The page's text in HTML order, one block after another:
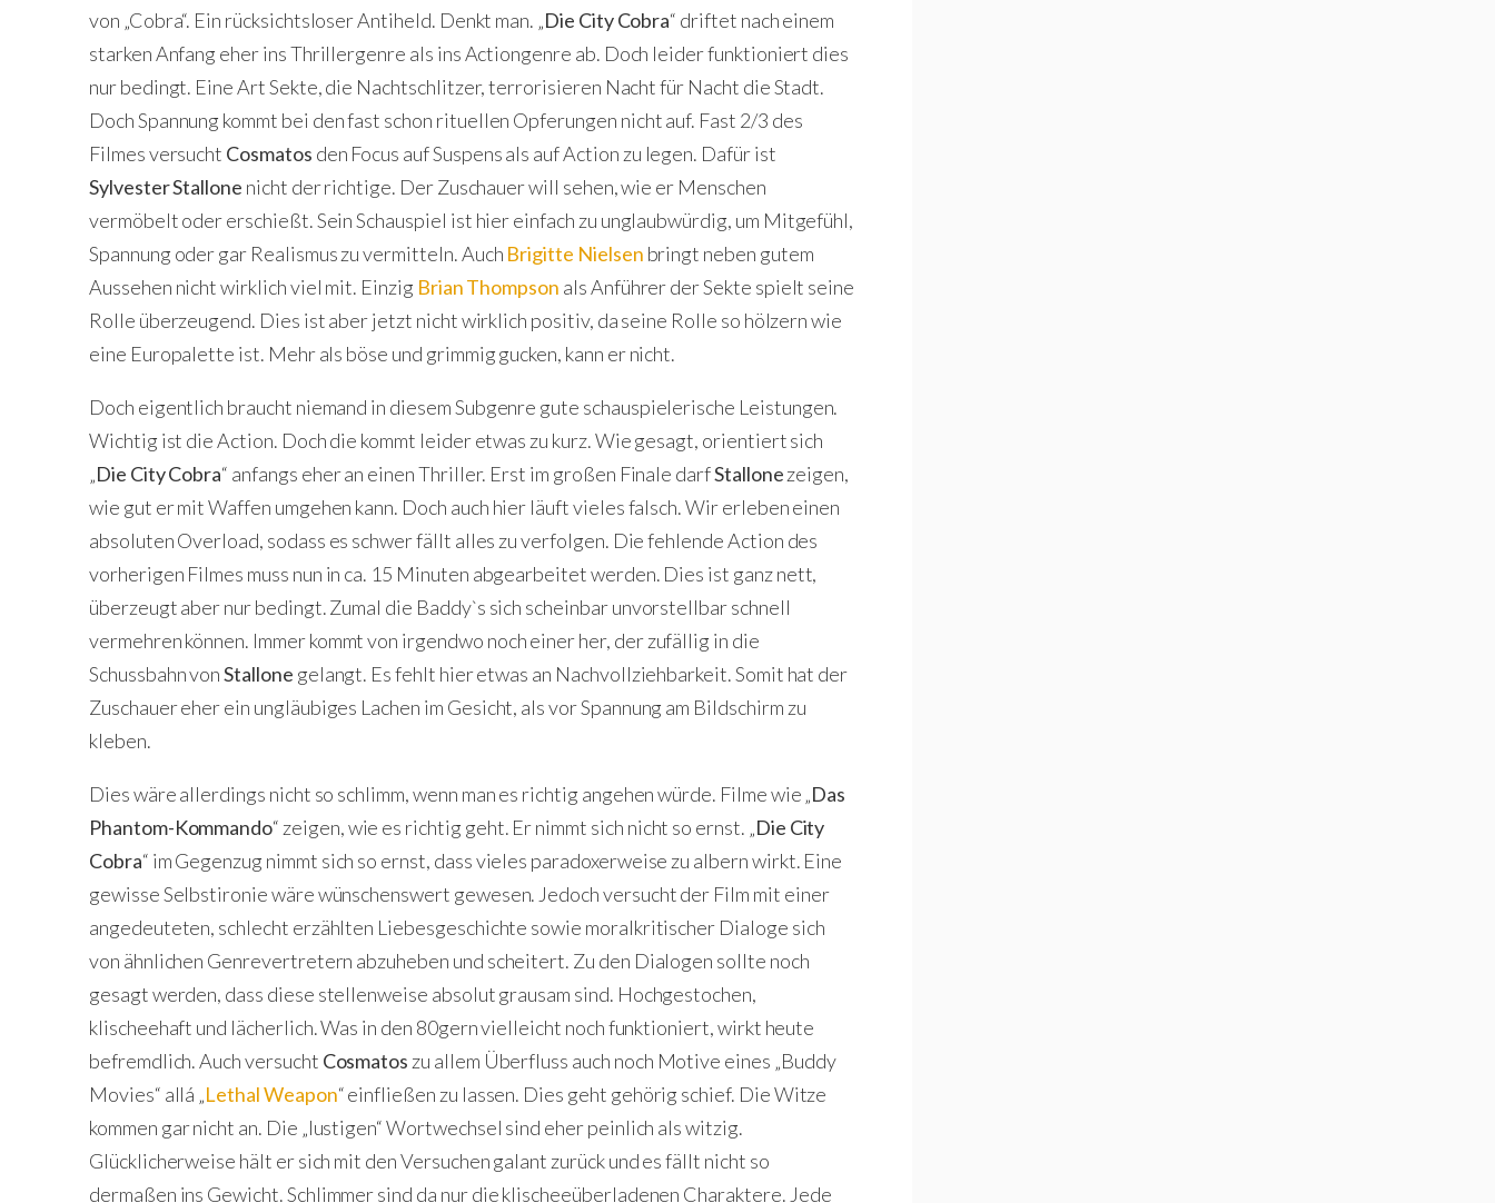
von „Cobra“. Ein rücksichtsloser Antiheld. Denkt man. „Die City Cobra“ driftet nach einem
starken Anfang eher ins Thrillergenre als ins Actiongenre ab. Doch leider funktioniert dies
nur bedingt. Eine Art Sekte, die Nachtschlitzer, terrorisieren Nacht für Nacht die Stadt.
Doch Spannung kommt bei den fast schon rituellen Opferungen nicht auf. Fast 2/3 des
Filmes versucht Cosmatos den Focus auf Suspens als auf Action zu legen. Dafür ist
Sylvester Stallone nicht der richtige. Der Zuschauer will sehen, wie er Menschen
vermöbelt oder erschießt. Sein Schauspiel ist hier einfach zu unglaubwürdig, um Mitgefühl,
Spannung oder gar Realismus zu vermitteln. Auch Brigitte Nielsen bringt neben gutem
Aussehen nicht wirklich viel mit. Einzig Brian Thompson als Anführer der Sekte spielt seine
Rolle überzeugend. Dies ist aber jetzt nicht wirklich positiv, da seine Rolle so hölzern wie
eine Europalette ist. Mehr als böse und grimmig gucken, kann er nicht.
Doch eigentlich braucht niemand in diesem Subgenre gute schauspielerische Leistungen.
Wichtig ist die Action. Doch die kommt leider etwas zu kurz. Wie gesagt, orientiert sich
„Die City Cobra“ anfangs eher an einen Thriller. Erst im großen Finale darfStallonezeigen,
wie gut er mit Waffen umgehen kann. Doch auch hier läuft vieles falsch. Wir erleben einen
absoluten Overload, sodass es schwer fällt alles zu verfolgen. Die fehlende Action des
vorherigen Filmes muss nun in ca. 15 Minuten abgearbeitet werden. Dies ist ganz nett,
überzeugt aber nur bedingt. Zumal die Baddy`s sich scheinbar unvorstellbar schnell
vermehren können. Immer kommt von irgendwo noch einer her, der zufällig in die
Schussbahn vonStallone gelangt. Es fehlt hier etwas an Nachvollziehbarkeit. Somit hat der
Zuschauer eher ein ungläubiges Lachen im Gesicht, als vor Spannung am Bildschirm zu
kleben.
Dies wäre allerdings nicht so schlimm, wenn man es richtig angehen würde. Filme wie „Das
Phantom-Kommando“ zeigen, wie es richtig geht. Er nimmt sich nicht so ernst. „Die City
Cobra“ im Gegenzug nimmt sich so ernst, dass vieles paradoxerweise zu albern wirkt. Eine
gewisse Selbstironie wäre wünschenswert gewesen. Jedoch versucht der Film mit einer
angedeuteten, schlecht erzählten Liebesgeschichte sowie moralkritischer Dialoge sich
von ähnlichen Genrevertretern abzuheben und scheitert. Zu den Dialogen sollte noch
gesagt werden, dass diese stellenweise absolut grausam sind. Hochgestochen,
klischeehaft und lächerlich. Was in den 80gern vielleicht noch funktioniert, wirkt heute
befremdlich. Auch versucht Cosmatos zu allem Überfluss auch noch Motive eines „Buddy
Movies“ allá „Lethal Weapon“ einfließen zu lassen. Dies geht gehörig schief. Die Witze
kommen gar nicht an. Die „lustigen“ Wortwechsel sind eher peinlich als witzig.
Glücklicherweise hält er sich mit den Versuchen galant zurück und es fällt nicht so
dermaßen ins Gewicht. Schlimmer sind da nur die klischeeüberladenen Charaktere. Jede